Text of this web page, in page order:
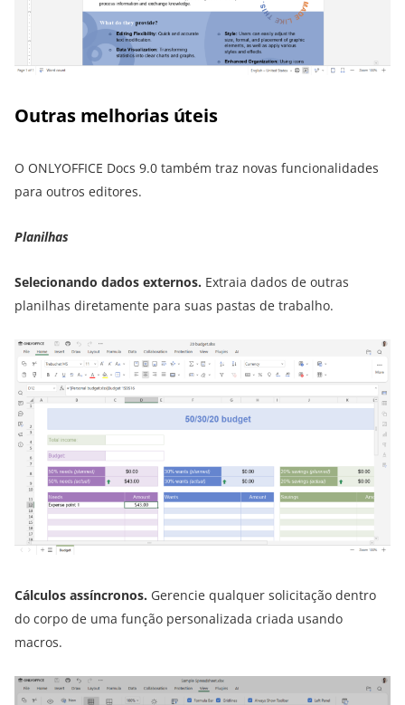
Outras melhorias úteis
O ONLYOFFICE Docs 9.0 também traz novas funcionalidades
para outros editores.
Planilhas
Selecionando dados externos. Extraia dados de outras
planilhas diretamente para suas pastas de trabalho.
Cálculos assíncronos. Gerencie qualquer solicitação dentro
do corpo de uma função personalizada criada usando
macros.